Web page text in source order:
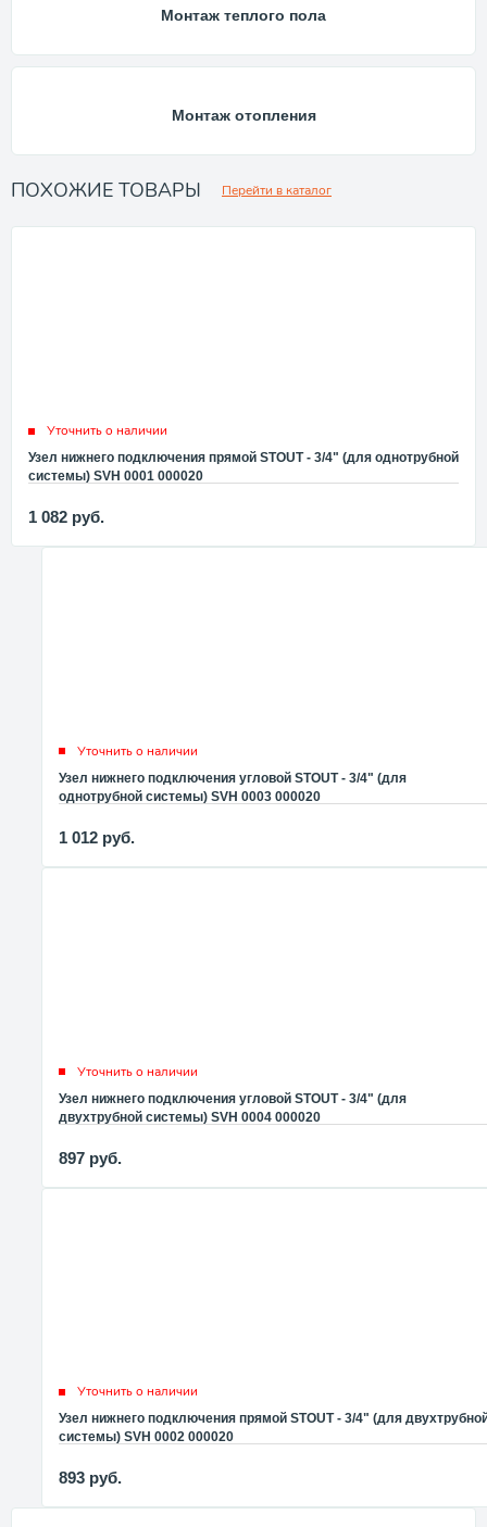
Монтаж теплого пола
Монтаж отопления
ПОХОЖИЕ ТОВАРЫ Перейти в каталог
Уточнить о наличии
Узел нижнего подключения прямой STOUT - 3/4" (для однотрубной
системы) SVH 0001 000020
1 082 руб.
Уточнить о наличии
Узел нижнего подключения угловой STOUT - 3/4" (для
однотрубной системы) SVH 0003 000020
1 012 руб.
Уточнить о наличии
Узел нижнего подключения угловой STOUT - 3/4" (для
двухтрубной системы) SVH 0004 000020
897 руб.
Уточнить о наличии
Узел нижнего подключения прямой STOUT - 3/4" (для
системы) SVH 0002 000020
893 руб.